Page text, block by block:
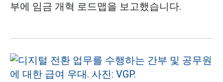
부에 임금 개혁 로드맵을 보고했습니다.